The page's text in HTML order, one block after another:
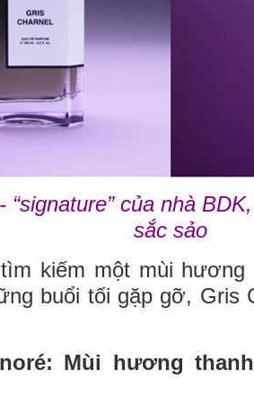
“signature” của nhà
sắc sảo
kiếm một mùi
buổi tối gặp gỡ, Gris
Mùi hương